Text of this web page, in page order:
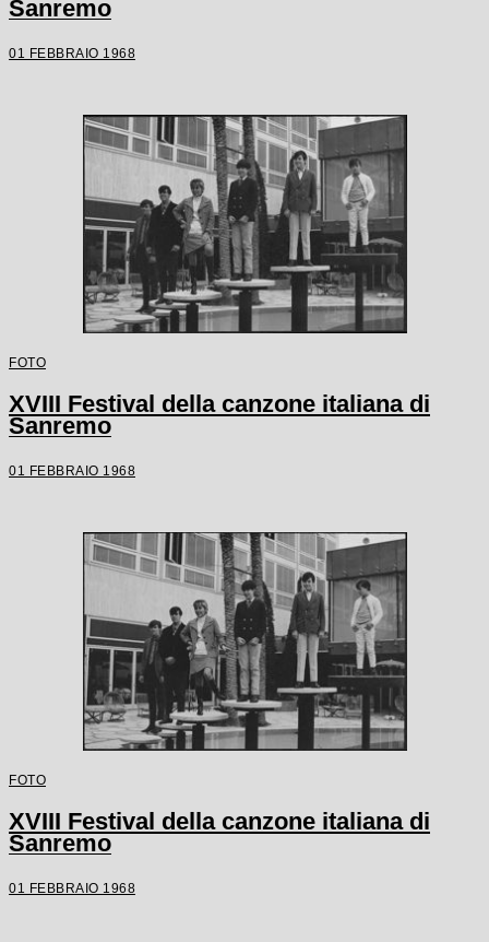
Sanremo
01 FEBBRAIO 1968
FOTO
XVIII Festival della canzone italiana di
Sanremo
01 FEBBRAIO 1968
FOTO
XVIII Festival della canzone italiana di
Sanremo
01 FEBBRAIO 1968